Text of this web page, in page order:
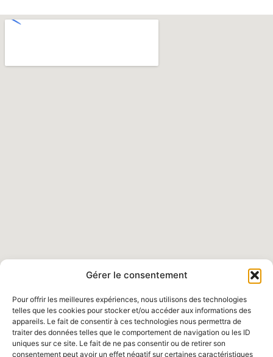
Gérer le consentement
Pour offrir les meilleures expériences, nous utilisons des technologies
telles que les cookies pour stocker et/ou accéder aux informations des
appareils. Le fait de consentir à ces technologies nous permettra de
traiter des données telles que le comportement de navigation ou les ID
uniques sur ce site. Le fait de ne pas consentir ou de retirer son
consentement peut avoir un effet négatif sur certaines caractéristiques